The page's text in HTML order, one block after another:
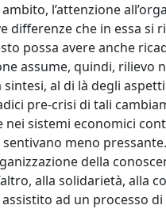
l’attenzione
differenze che in essa si
possa avere anche
assume, quindi, rilievo
al di là degli
pre-crisi di tali
sistemi economici
meno
della
alla solidarietà, alla
ad un processo